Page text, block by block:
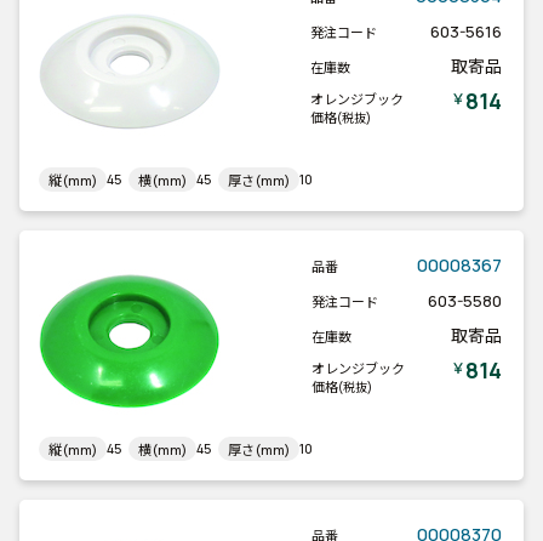
発注コード 603-5616
在庫数 取寄品
オレンジブック
価格(税抜)
￥814
縦(mm) 45 横(mm) 45 厚さ(mm) 10
品番 00008367
発注コード 603-5580
在庫数 取寄品
オレンジブック
価格(税抜)
￥814
縦(mm) 45 横(mm) 45 厚さ(mm) 10
品番 00008370